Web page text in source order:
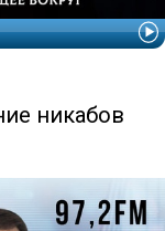
никабов